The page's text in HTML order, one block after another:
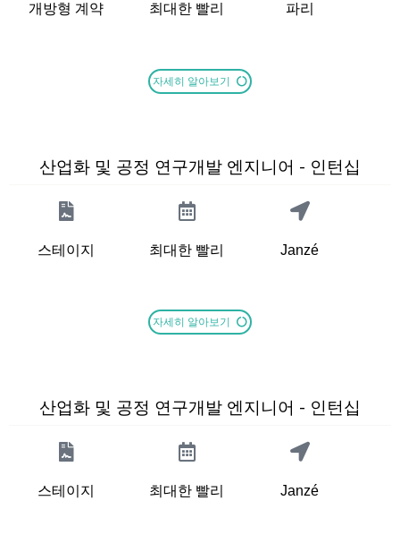
개방형 계약 최대한 빨리 파리
자세히 알아보기
산업화 및 공정 연구개발 엔지니어 - 인턴십
스테이지 최대한 빨리 Janzé
자세히 알아보기
산업화 및 공정 연구개발 엔지니어 - 인턴십
스테이지 최대한 빨리 Janzé